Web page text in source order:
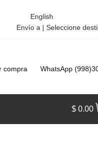
English
Envío a | Seleccione
compra WhatsApp
$ 0.00